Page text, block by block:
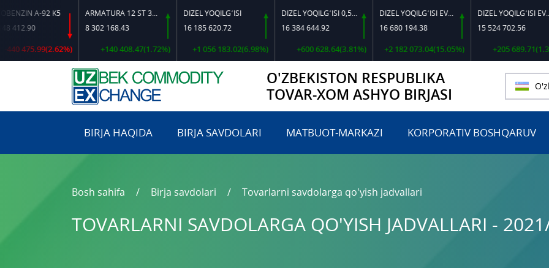
A-92 K5
ARMATURA 12 ST 35 GS O‘LCHAMLI
8 302 168.43
+140 408.47(1.72%)
DIZEL YOQILG‘ISI
16 185 620.72
+1 056 183.02(6.98%)
DIZEL YOQILG‘ISI 0,5-40
16 384 644.92
+600 628.64(3.81%)
DIZEL YOQILG‘ISI EVRO L-K-4
16 680 194.38
+2 182 073.04(15.05%)
DIZEL YOQILG‘ISI EVRO-L II K-4 SSDF
15 524 702.56
+205 689.71(1.34%)
O'ZBEKISTON RESPUBLIKA
TOVAR-XOM ASHYO BIRJASI
BIRJA HAQIDA BIRJA SAVDOLARI MATBUOT-MARKAZI KORPORATIV BOSHQARUV
Bosh sahifa Birja savdolari Tovarlarni savdolarga qo'yish jadvallari
TOVARLARNI SAVDOLARGA QO'YISH JADVALLARI -